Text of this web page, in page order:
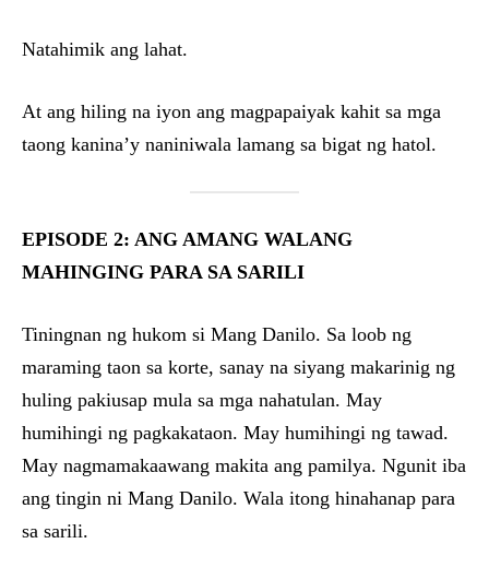
Natahimik ang lahat.
At ang hiling na iyon ang magpapaiyak kahit sa mga
taong kanina’y naniniwala lamang sa bigat ng hatol.
EPISODE 2: ANG AMANG WALANG
MAHINGING PARA SA SARILI
Tiningnan ng hukom si Mang Danilo. Sa loob ng
maraming taon sa korte, sanay na siyang makarinig ng
huling pakiusap mula sa mga nahatulan. May
humihingi ng pagkakataon. May humihingi ng tawad.
May nagmamakaawang makita ang pamilya. Ngunit iba
ang tingin ni Mang Danilo. Wala itong hinahanap para
sa sarili.